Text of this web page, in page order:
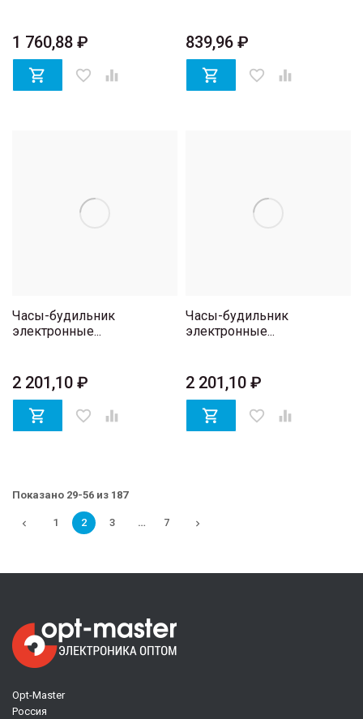
1 760,88 ₽
 favorite_border 
839,96 ₽
 favorite_border 
Часы-будильник
электронные...
2 201,10 ₽
 favorite_border 
Часы-будильник
электронные...
2 201,10 ₽
 favorite_border 
Показано 29-56 из 187
 1 2 3 … 7 
Opt-Master
Россия